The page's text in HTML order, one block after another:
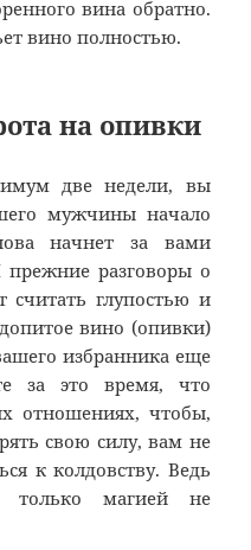
вина обратно.
вино полностью.
на опивки
две недели, вы
мужчины начало
начнет за вами
разговоры о
считать глупостью и
вино (опивки)
избранника еще
за это время, что
отношениях, чтобы,
свою силу, вам не
к колдовству. Ведь
только магией не